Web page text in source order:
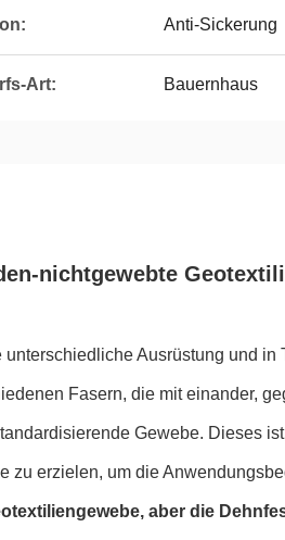
Anti-Sickerung
Art: Bauernhaus
nichtgewebte
Ausrüstung und in
Fasern, die mit einander,
Gewebe. Dieses
zu erzielen, um die
aber die